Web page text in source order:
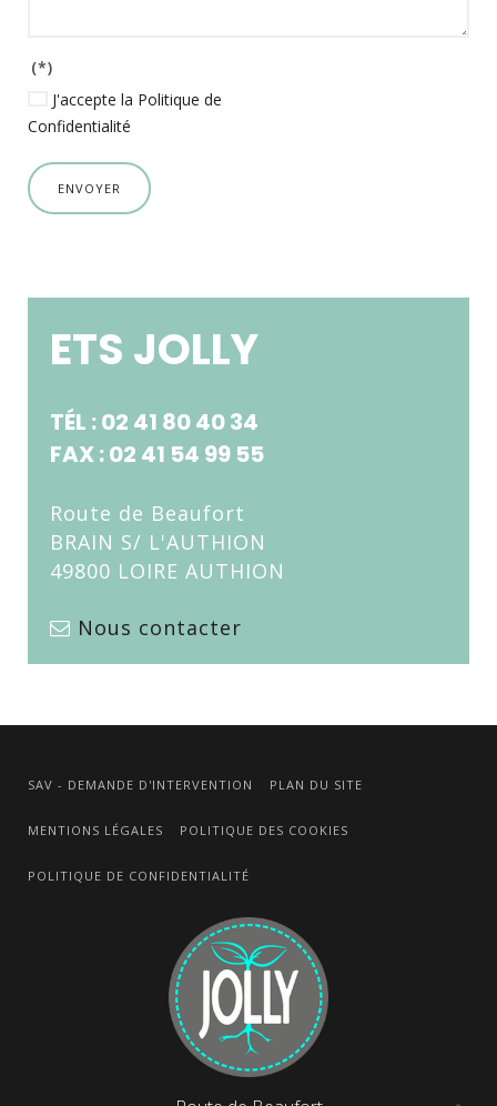
(*)
J'accepte la Politique de
Confidentialité
ENVOYER
ETS JOLLY
TÉL : 02 41 80 40 34
FAX : 02 41 54 99 55
Route de Beaufort
BRAIN S/ L'AUTHION
49800 LOIRE AUTHION
Nous contacter
SAV - DEMANDE D'INTERVENTION PLAN DU SITE
MENTIONS LÉGALES POLITIQUE DES COOKIES
POLITIQUE DE CONFIDENTIALITÉ